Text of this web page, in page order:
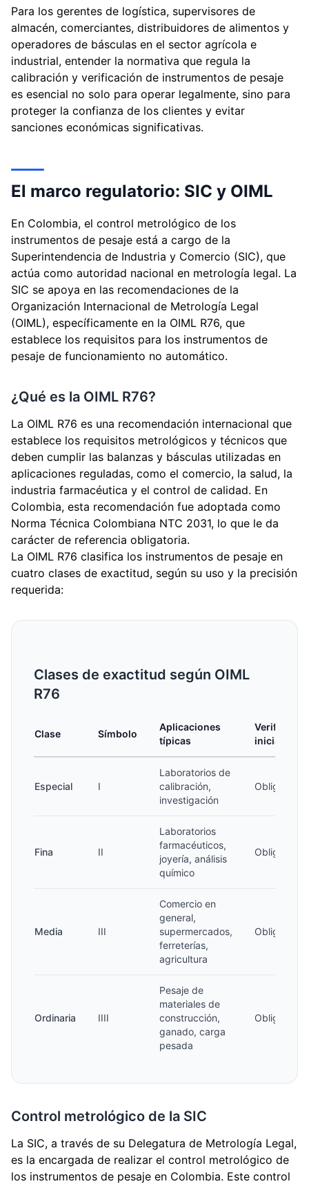
Para los gerentes de logística, supervisores de
almacén, comerciantes, distribuidores de alimentos y
operadores de básculas en el sector agrícola e
industrial, entender la normativa que regula la
calibración y verificación de instrumentos de pesaje
es esencial no solo para operar legalmente, sino para
proteger la confianza de los clientes y evitar
sanciones económicas significativas.
El marco regulatorio: SIC y OIML
En Colombia, el control metrológico de los
instrumentos de pesaje está a cargo de la
Superintendencia de Industria y Comercio (SIC), que
actúa como autoridad nacional en metrología legal. La
SIC se apoya en las recomendaciones de la
Organización Internacional de Metrología Legal
(OIML), específicamente en la OIML R76, que
establece los requisitos para los instrumentos de
pesaje de funcionamiento no automático.
¿Qué es la OIML R76?
La OIML R76 es una recomendación internacional que
establece los requisitos metrológicos y técnicos que
deben cumplir las balanzas y básculas utilizadas en
aplicaciones reguladas, como el comercio, la salud, la
industria farmacéutica y el control de calidad. En
Colombia, esta recomendación fue adoptada como
Norma Técnica Colombiana NTC 2031, lo que le da
carácter de referencia obligatoria.
La OIML R76 clasifica los instrumentos de pesaje en
cuatro clases de exactitud, según su uso y la precisión
requerida:
Clases de exactitud según OIML
R76
Clase Símbolo
Aplicaciones
típicas
inicial
Especial I
Laboratorios de
calibración,
investigación
Obligatoria
Fina II
Laboratorios
farmacéuticos,
joyería, análisis
químico
Obligatoria
Media III
Comercio en
general,
supermercados,
ferreterías,
agricultura
Obligatoria
Ordinaria IIII
Pesaje de
materiales de
construcción,
ganado, carga
pesada
Obligatoria
Control metrológico de la SIC
La SIC, a través de su Delegatura de Metrología Legal,
es la encargada de realizar el control metrológico de
los instrumentos de pesaje en Colombia. Este control